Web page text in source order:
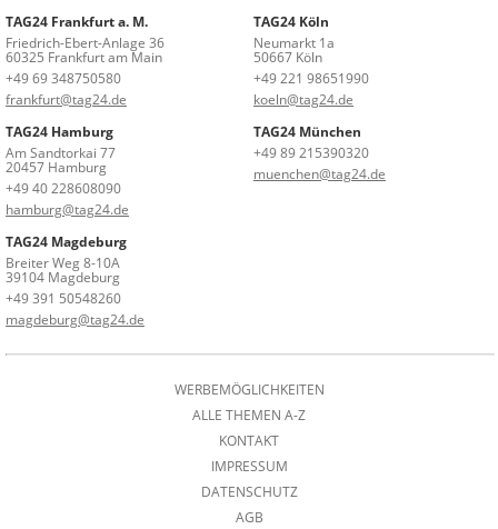
TAG24 Frankfurt a. M.
Friedrich-Ebert-Anlage 36
60325 Frankfurt am Main
+49 69 348750580
frankfurt@tag24.de
TAG24 Köln
Neumarkt 1a
50667 Köln
+49 221 98651990
koeln@tag24.de
TAG24 Hamburg
Am Sandtorkai 77
20457 Hamburg
+49 40 228608090
hamburg@tag24.de
TAG24 München
+49 89 215390320
muenchen@tag24.de
TAG24 Magdeburg
Breiter Weg 8-10A
39104 Magdeburg
+49 391 50548260
magdeburg@tag24.de
WERBEMÖGLICHKEITEN
ALLE THEMEN A-Z
KONTAKT
IMPRESSUM
DATENSCHUTZ
AGB